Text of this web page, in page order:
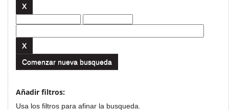
Comenzar nueva busqueda
Añadir filtros:
Usa los filtros para afinar la busqueda.